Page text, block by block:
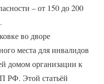
– от 150 до 200
во дворе
места для инвалидов
домом организации к
РФ. Этой статьёй